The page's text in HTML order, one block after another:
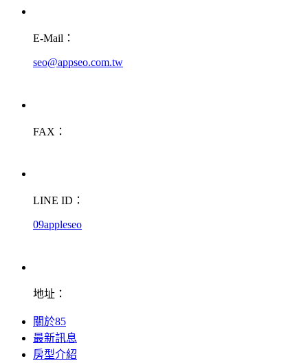
E-Mail：
seo@appseo.com.tw
FAX：
LINE ID：
09appleseo
地址：
關於85
最新訊息
房型介紹